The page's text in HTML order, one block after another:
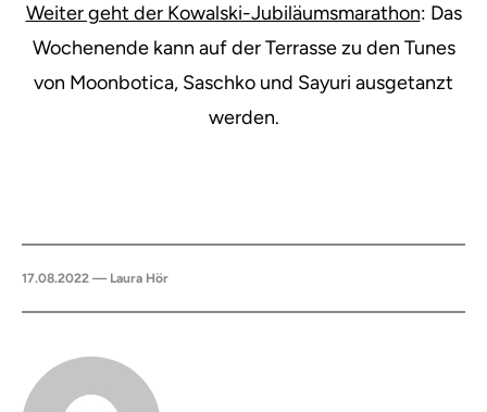
Weiter geht der Kowalski-Jubiläumsmarathon: Das
Wochenende kann auf der Terrasse zu den Tunes
von Moonbotica, Saschko und Sayuri ausgetanzt
werden.
17.08.2022 — Laura Hör